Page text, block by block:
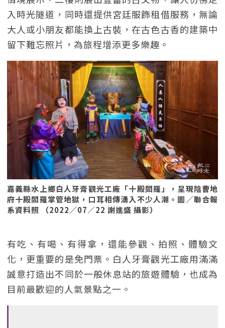
入時光隧道，同時還提供宮廷服飾租借服務，無論
大人或小朋友都能換上古裝，在古色古香的建築中
留下難忘照片，為旅程增添更多樂趣。
嘉義縣水上鄉白人牙膏觀光工廠「十殿閻羅」，呈現陰曹地
府十殿閻羅掌管地獄，口耳相傳湧入不少人潮。圖／聯合報
系資料照 （2022／07／22 謝進盛 攝影）
有吃、有喝、有得拿，還能參觀、拍照、體驗文
化，更重要的是免門票。白人牙膏觀光工廠用滿滿
誠意打造出不同於一般休息站的旅遊體驗，也成為
目前最歡迎的人氣景點之一。